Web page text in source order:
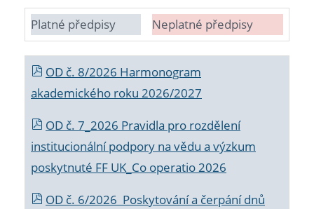
Platné předpisy Neplatné předpisy
OD č. 8/2026 Harmonogram
akademického roku 2026/2027
OD č. 7_2026 Pravidla pro rozdělení
institucionální podpory na vědu a výzkum
poskytnuté FF UK_Co operatio 2026
OD č. 6/2026 Poskytování a čerpání dnů